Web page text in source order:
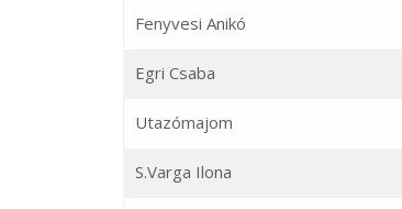
Fenyvesi Anikó
Egri Csaba
Utazómajom
S.Varga Ilona